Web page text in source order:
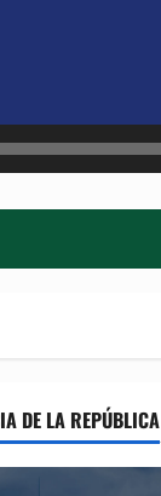
DE LA REPÚBLICA